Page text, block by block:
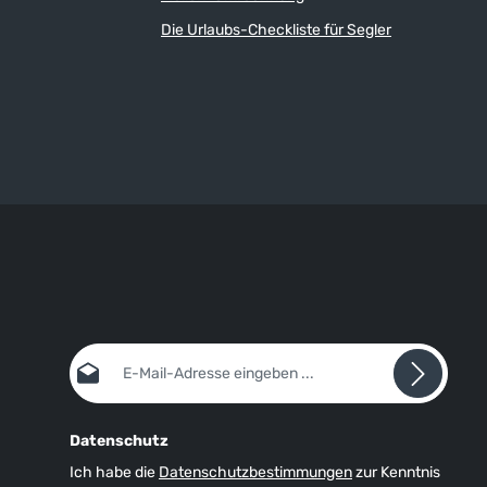
und Datum, Kalender (Tag/Monat) Wecker-
Funktion, schock-resistent, wasserdicht bis
Die Urlaubs-Checkliste für Segler
E-Mail-Adresse*
Datenschutz
Ich habe die Datenschutzbestimmungenzur Kenntnis